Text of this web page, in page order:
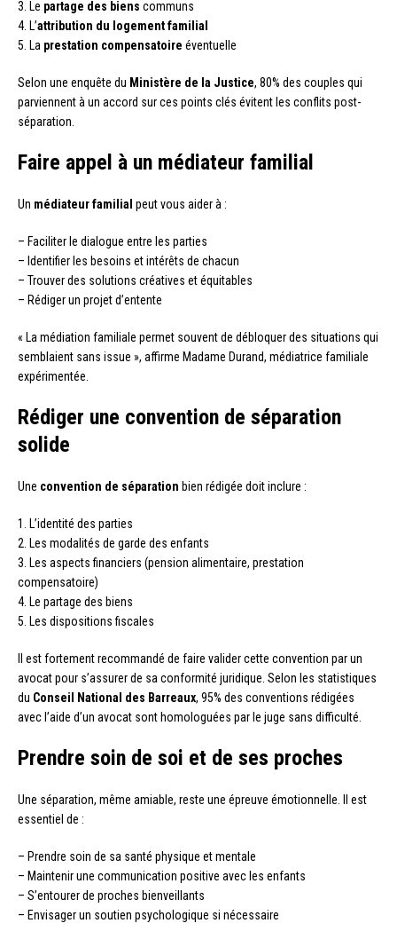
3. Le partage des biens communs
4. L’attribution du logement familial
5. La prestation compensatoire éventuelle
Selon une enquête du Ministère de la Justice, 80% des couples qui
parviennent à un accord sur ces points clés évitent les conflits post-
séparation.
Faire appel à un médiateur familial
Un médiateur familial peut vous aider à :
– Faciliter le dialogue entre les parties
– Identifier les besoins et intérêts de chacun
– Trouver des solutions créatives et équitables
– Rédiger un projet d’entente
« La médiation familiale permet souvent de débloquer des situations qui
semblaient sans issue », affirme Madame Durand, médiatrice familiale
expérimentée.
Rédiger une convention de séparation
solide
Une convention de séparation bien rédigée doit inclure :
1. L’identité des parties
2. Les modalités de garde des enfants
3. Les aspects financiers (pension alimentaire, prestation
compensatoire)
4. Le partage des biens
5. Les dispositions fiscales
Il est fortement recommandé de faire valider cette convention par un
avocat pour s’assurer de sa conformité juridique. Selon les statistiques
du Conseil National des Barreaux, 95% des conventions rédigées
avec l’aide d’un avocat sont homologuées par le juge sans difficulté.
Prendre soin de soi et de ses proches
Une séparation, même amiable, reste une épreuve émotionnelle. Il est
essentiel de :
– Prendre soin de sa santé physique et mentale
– Maintenir une communication positive avec les enfants
– S’entourer de proches bienveillants
– Envisager un soutien psychologique si nécessaire